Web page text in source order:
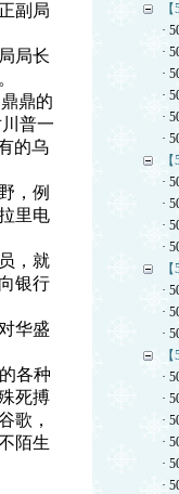
副局
局长
鼎的
普一
的乌
，例
里电
，就
银行
华盛
各种
死搏
歌，
陌生
·
·
·
·
·
·
·
·
·
·
·
·
·
·
·
·
·
·
·